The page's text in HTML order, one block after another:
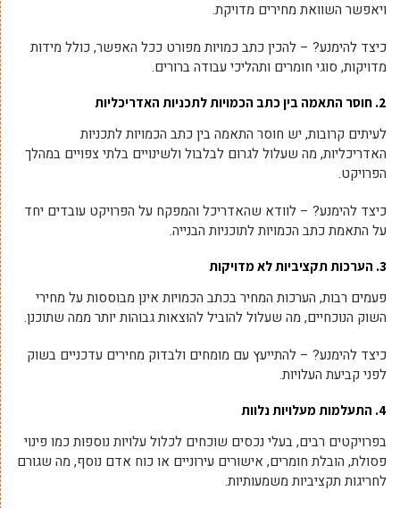
ויאפשר השוואת מחירים מדויקת.
כיצד להימנע? – להכין כתב כמויות מפורט ככל האפשר, כולל מידות
מדויקות, סוגי חומרים ותהליכי עבודה ברורים.
2. חוסר התאמה בין כתב הכמויות לתכניות האדריכליות
לעיתים קרובות, יש חוסר התאמה בין כתב הכמויות לתכניות
האדריכליות, מה שעלול לגרום לבלבול ולשינויים בלתי צפויים במהלך
הפרויקט.
כיצד להימנע? – לוודא שהאדריכל והמפקח על הפרויקט עובדים יחד
על התאמת כתב הכמויות לתוכניות הבנייה.
3. הערכות תקציביות לא מדויקות
פעמים רבות, הערכות המחיר בכתב הכמויות אינן מבוססות על מחירי
השוק הנוכחיים, מה שעלול להוביל להוצאות גבוהות יותר ממה שתוכנן.
כיצד להימנע? – להתייעץ עם מומחים ולבדוק מחירים עדכניים בשוק
לפני קביעת העלויות.
4. התעלמות מעלויות נלוות
בפרויקטים רבים, בעלי נכסים שוכחים לכלול עלויות נוספות כמו פינוי
פסולת, הובלת חומרים, אישורים עירוניים או כוח אדם נוסף, מה שגורם
לחריגות תקציביות משמעותיות.